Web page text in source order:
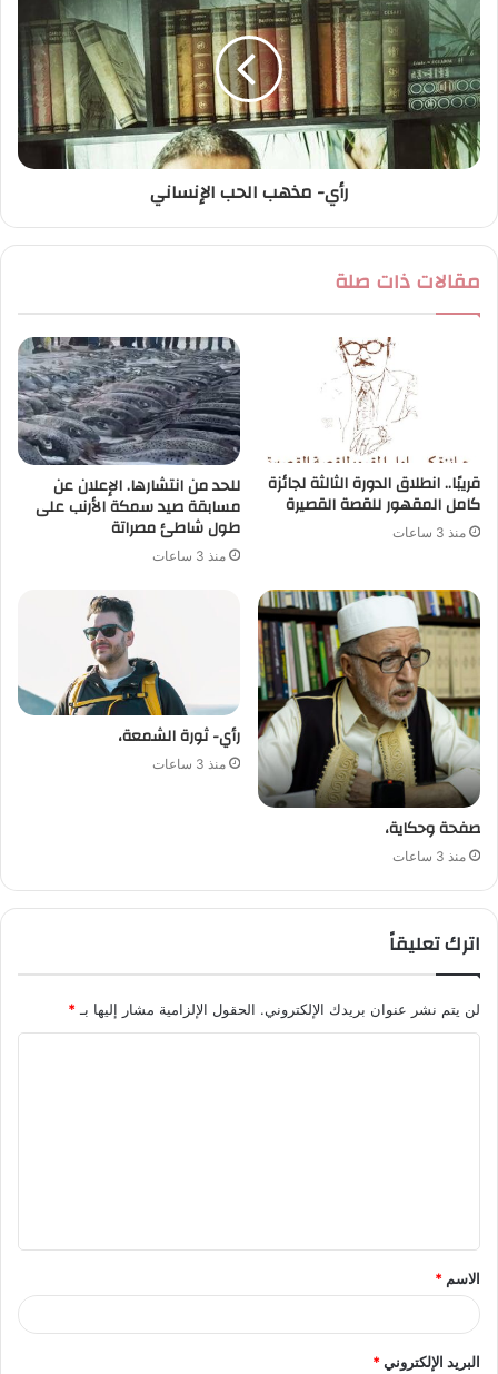
رأي- مذهب الحب الإنساني
مقالات ذات صلة
قريبًا.. انطلاق الدورة الثالثة لجائزة
كامل المقهور للقصة القصيرة
منذ 3 ساعات
للحد من انتشارها. الإعلان عن
مسابقة صيد سمكة الأرنب على
طول شاطئ مصراتة
منذ 3 ساعات
صفحة وحكاية،
منذ 3 ساعات
رأي- ثورة الشمعة،
منذ 3 ساعات
اترك تعليقاً
لن يتم نشر عنوان بريدك الإلكتروني. الحقول الإلزامية مشار إليها بـ *
ق
*
الاسم *
البريد الإلكتروني*